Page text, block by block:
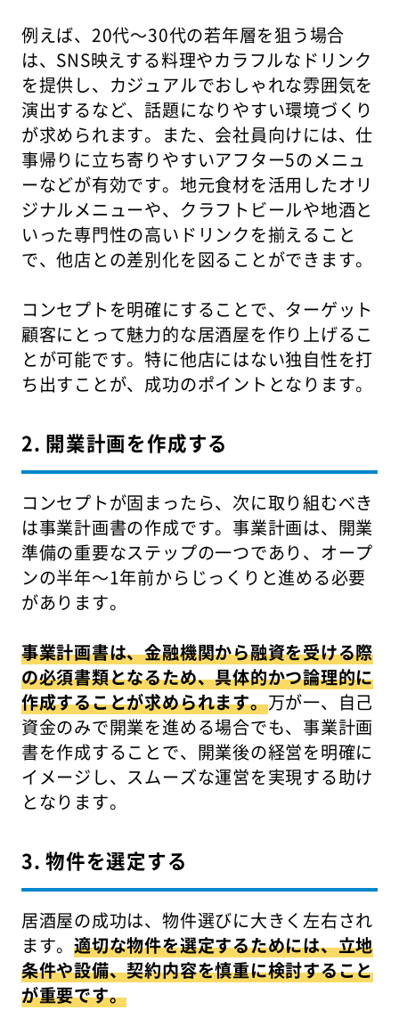
例えば、20代〜30代の若年層を狙う場合
は、SNS映えする料理やカラフルなドリンク
を提供し、カジュアルでおしゃれな雰囲気を
演出するなど、話題になりやすい環境づくり
が求められます。また、会社員向けには、仕
事帰りに立ち寄りやすいアフター5のメニュ
ーなどが有効です。地元食材を活用したオリ
ジナルメニューや、クラフトビールや地酒と
いった専門性の高いドリンクを揃えること
で、他店との差別化を図ることができます。
コンセプトを明確にすることで、ターゲット
顧客にとって魅力的な居酒屋を作り上げるこ
とが可能です。特に他店にはない独自性を打
ち出すことが、成功のポイントとなります。
2. 開業計画を作成する
コンセプトが固まったら、次に取り組むべき
は事業計画書の作成です。事業計画は、開業
準備の重要なステップの一つであり、オープ
ンの半年〜1年前からじっくりと進める必要
があります。
事業計画書は、金融機関から融資を受ける際
の必須書類となるため、具体的かつ論理的に
作成することが求められます。万が一、自己
資金のみで開業を進める場合でも、事業計画
書を作成することで、開業後の経営を明確に
イメージし、スムーズな運営を実現する助け
となります。
3. 物件を選定する
居酒屋の成功は、物件選びに大きく左右され
ます。適切な物件を選定するためには、立地
条件や設備、契約内容を慎重に検討すること
が重要です。